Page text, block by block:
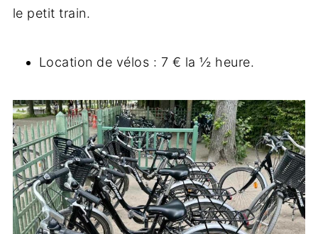
le petit train.
Location de vélos : 7 € la ½ heure.